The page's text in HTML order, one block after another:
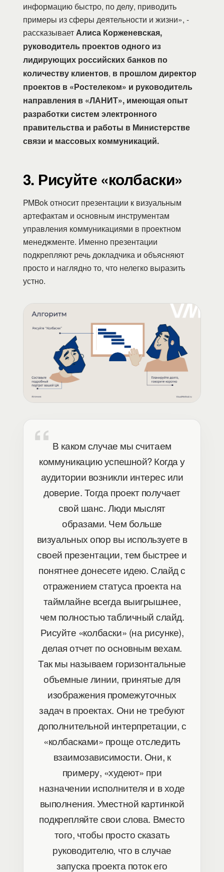
информацию быстро, по делу, приводить
примеры из сферы деятельности и жизни», -
рассказываетАлиса Корженевская,
руководитель проектов одного из
лидирующих российских банков по
количеству клиентов, в прошлом директор
проектов в «Ростелеком» и руководитель
направления в «ЛАНИТ», имеющая опыт
разработки систем электронного
правительства и работы в Министерстве
связи и массовых коммуникаций.
3. Рисуйте «колбаски»
PMBok относит презентации к визуальным
артефактам и основным инструментам
управления коммуникациями в проектном
менеджменте. Именно презентации
подкрепляют речь докладчика и объясняют
просто и наглядно то, что нелегко выразить
устно.
В каком случае мы считаем
коммуникацию успешной? Когда у
аудитории возникли интерес или
доверие. Тогда проект получает
свой шанс. Люди мыслят
образами. Чем больше
визуальных опор вы используете в
своей презентации, тем быстрее и
понятнее донесете идею. Слайд с
отражением статуса проекта на
таймлайне всегда выигрышнее,
чем полностью табличный слайд.
Рисуйте «колбаски» (на рисунке),
делая отчет по основным вехам.
Так мы называем горизонтальные
объемные линии, принятые для
изображения промежуточных
задач в проектах. Они не требуют
дополнительной интерпретации, с
«колбасками» проще отследить
взаимозависимости. Они, к
примеру, «худеют» при
назначении исполнителя и в ходе
выполнения. Уместной картинкой
подкрепляйте свои слова. Вместо
того, чтобы просто сказать
руководителю, что в случае
запуска проекта поток его